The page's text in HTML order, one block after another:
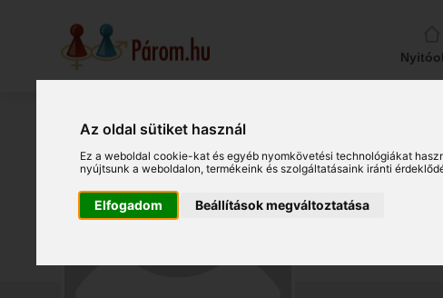
Az oldal sütiket használ
Ez a weboldal cookie-kat és egyéb nyomkövetési technológiákat
nyújtsunk a weboldalon,termékeink és szolgáltatásaink iránti
Elfogadom Beállítások megváltoztatása